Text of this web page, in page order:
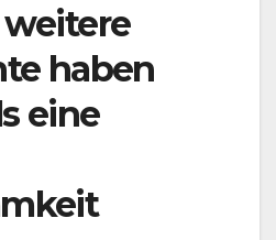
weitere
haben
eine